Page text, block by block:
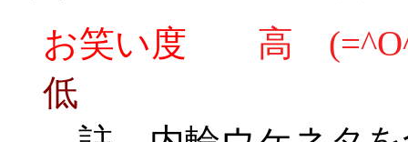
お笑い度
高
低